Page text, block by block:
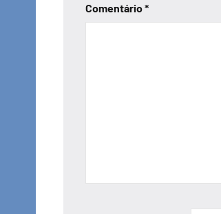
Comentário*